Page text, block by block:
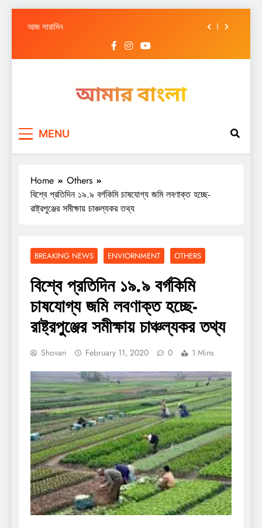
আজ সারাদিন
আজ সারাদিন
MENU
Home
Others
বিশ্বে প্রতিদিন ১৯.৯ বর্গকিমি চাষযোগ্য জমি লবণাক্ত হচ্ছে-
রাষ্ট্রপুঞ্জের সমীক্ষায় চাঞ্চল্যকর তথ্য
BREAKING NEWS ENVIORNMENT OTHERS
বিশ্বে প্রতিদিন ১৯.৯ বর্গকিমি
চাষযোগ্য জমি লবণাক্ত হচ্ছে-
রাষ্ট্রপুঞ্জের সমীক্ষায় চাঞ্চল্যকর তথ্য
Shovan February 11, 2020 0 1 Mins